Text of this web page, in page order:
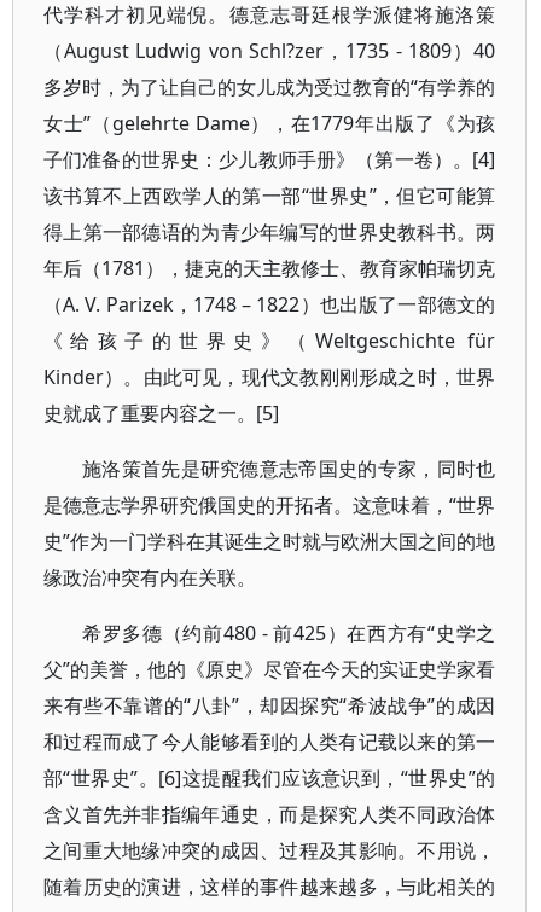
代学科才初见端倪。德意志哥廷根学派健将施洛策
（August Ludwig von Schl?zer，1735 - 1809）40
多岁时，为了让自己的女儿成为受过教育的“有学养的
女士”（gelehrte Dame），在1779年出版了《为孩
子们准备的世界史：少儿教师手册》（第一卷）。[4]
该书算不上西欧学人的第一部“世界史”，但它可能算
得上第一部德语的为青少年编写的世界史教科书。两
年后（1781），捷克的天主教修士、教育家帕瑞切克
（A. V. Parizek，1748 – 1822）也出版了一部德文的
《给孩子的世界史》（Weltgeschichte für
Kinder）。由此可见，现代文教刚刚形成之时，世界
史就成了重要内容之一。[5]
施洛策首先是研究德意志帝国史的专家，同时也
是德意志学界研究俄国史的开拓者。这意味着，“世界
史”作为一门学科在其诞生之时就与欧洲大国之间的地
缘政治冲突有内在关联。
希罗多德（约前480 - 前425）在西方有“史学之
父”的美誉，他的《原史》尽管在今天的实证史学家看
来有些不靠谱的“八卦”，却因探究“希波战争”的成因
和过程而成了今人能够看到的人类有记载以来的第一
部“世界史”。[6]这提醒我们应该意识到，“世界史”的
含义首先并非指编年通史，而是探究人类不同政治体
之间重大地缘冲突的成因、过程及其影响。不用说，
随着历史的演进，这样的事件越来越多，与此相关的